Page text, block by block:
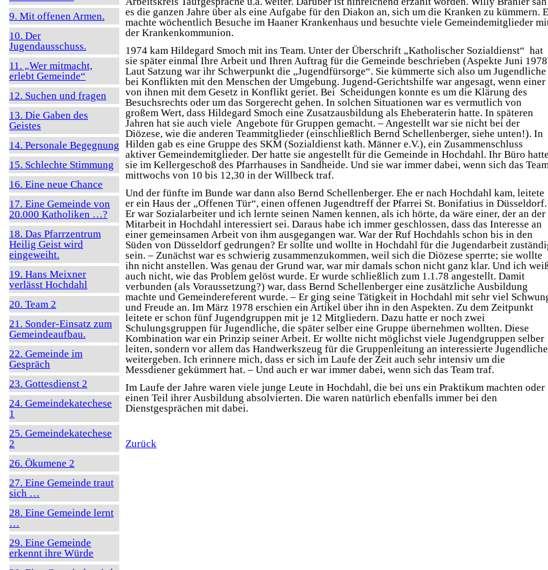
es die ganzen Jahre über als eine Aufgabe für den Diakon an, sich um die Kranken zu kümmern.
machte wöchentlich Besuche im Haaner Krankenhaus und besuchte viele Gemeindemitglieder
der Krankenkommunion.
1974 kam Hildegard Smoch mit ins Team. Unter der Überschrift „Katholischer Sozialdienst“ hat
sie später einmal Ihre Arbeit und Ihren Auftrag für die Gemeinde beschrieben (Aspekte Juni
Laut Satzung war ihr Schwerpunkt die „Jugendfürsorge“. Sie kümmerte sich also um Jugendliche
bei Konflikten mit den Menschen der Umgebung. Jugend-Gerichtshilfe war angesagt, wenn einer
von ihnen mit dem Gesetz in Konflikt geriet. Bei Scheidungen konnte es um die Klärung des
Besuchsrechts oder um das Sorgerecht gehen. In solchen Situationen war es vermutlich von
großem Wert, dass Hildegard Smoch eine Zusatzausbildung als Eheberaterin hatte. In späteren
Jahren hat sie auch viele Angebote für Gruppen gemacht. – Angestellt war sie nicht bei der
Diözese, wie die anderen Teammitglieder (einschließlich Bernd Schellenberger, siehe unten!). In
Hilden gab es eine Gruppe des SKM (Sozialdienst kath. Männer e.V.), ein Zusammenschluss
aktiver Gemeindemitglieder. Der hatte sie angestellt für die Gemeinde in Hochdahl. Ihr Büro hatte
sie im Kellergeschoß des Pfarrhauses in Sandheide. Und sie war immer dabei, wenn sich das
mittwochs von 10 bis 12,30 in der Willbeck traf.
Und der fünfte im Bunde war dann also Bernd Schellenberger. Ehe er nach Hochdahl kam, leitete
er ein Haus der „Offenen Tür“, einen offenen Jugendtreff der Pfarrei St. Bonifatius in Düsseldorf.
Er war Sozialarbeiter und ich lernte seinen Namen kennen, als ich hörte, da wäre einer, der an der
Mitarbeit in Hochdahl interessiert sei. Daraus habe ich immer geschlossen, dass das Interesse an
einer gemeinsamen Arbeit von ihm ausgegangen war. War der Ruf Hochdahls schon bis in den
Süden von Düsseldorf gedrungen? Er sollte und wollte in Hochdahl für die Jugendarbeit
sein. – Zunächst war es schwierig zusammenzukommen, weil sich die Diözese sperrte; sie wollte
ihn nicht anstellen. Was genau der Grund war, war mir damals schon nicht ganz klar. Und ich
auch nicht, wie das Problem gelöst wurde. Er wurde schließlich zum 1.1.78 angestellt. Damit
verbunden (als Voraussetzung?) war, dass Bernd Schellenberger eine zusätzliche Ausbildung
machte und Gemeindereferent wurde. – Er ging seine Tätigkeit in Hochdahl mit sehr viel
und Freude an. Im März 1978 erschien ein Artikel über ihn in den Aspekten. Zu dem Zeitpunkt
leitete er schon fünf Jugendgruppen mit je 12 Mitgliedern. Dazu hatte er noch zwei
Schulungsgruppen für Jugendliche, die später selber eine Gruppe übernehmen wollten. Diese
Kombination war ein Prinzip seiner Arbeit. Er wollte nicht möglichst viele Jugendgruppen selber
leiten, sondern vor allem das Handwerkszeug für die Gruppenleitung an interessierte Jugendliche
weitergeben. Ich erinnere mich, dass er sich im Laufe der Zeit auch sehr intensiv um die
Messdiener gekümmert hat. – Und auch er war immer dabei, wenn sich das Team traf.
Im Laufe der Jahre waren viele junge Leute in Hochdahl, die bei uns ein Praktikum machten oder
einen Teil ihrer Ausbildung absolvierten. Die waren natürlich ebenfalls immer bei den
Dienstgesprächen mit dabei.
Zurück
9. Mit offenen Armen.
10. Der
Jugendausschuss.
11. „Wer mitmacht,
erlebt Gemeinde“
12. Suchen und fragen
13. Die Gaben des
Geistes
14. Personale Begegnung
15. Schlechte Stimmung
16. Eine neue Chance
17. Eine Gemeinde von
20.000 Katholiken …?
18. Das Pfarrzentrum
Heilig Geist wird
eingeweiht.
19. Hans Meixner
verlässt Hochdahl
20. Team 2
21. Sonder-Einsatz zum
Gemeindeaufbau.
22. Gemeinde im
Gespräch
23. Gottesdienst 2
24. Gemeindekatechese
1
25. Gemeindekatechese
2
26. Ökumene 2
27. Eine Gemeinde traut
sich …
28. Eine Gemeinde lernt
…
29. Eine Gemeinde
erkennt ihre Würde